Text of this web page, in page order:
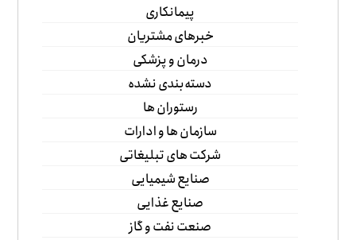
پیمانکاری
خبرهای مشتریان
درمان و پزشکی
دسته‌بندی نشده
رستوران ها
سازمان ها و ادارات
شرکت های تبلیغاتی
صنایع شیمیایی
صنایع غذایی
صنعت نفت و گاز